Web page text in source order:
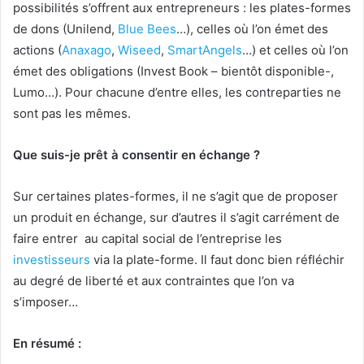
possibilités s’offrent aux entrepreneurs : les plates-formes
de dons (Unilend, Blue Bees…), celles où l’on émet des
actions (Anaxago, Wiseed, SmartAngels…) et celles où l’on
émet des obligations (Invest Book – bientôt disponible-,
Lumo…). Pour chacune d’entre elles, les contreparties ne
sont pas les mêmes.
Que suis-je prêt à consentir en échange ?
Sur certaines plates-formes, il ne s’agit que de proposer
un produit en échange, sur d’autres il s’agit carrément de
faire entrer au capital social de l’entreprise les
investisseurs via la plate-forme. Il faut donc bien réfléchir
au degré de liberté et aux contraintes que l’on va
s’imposer…
En résumé :